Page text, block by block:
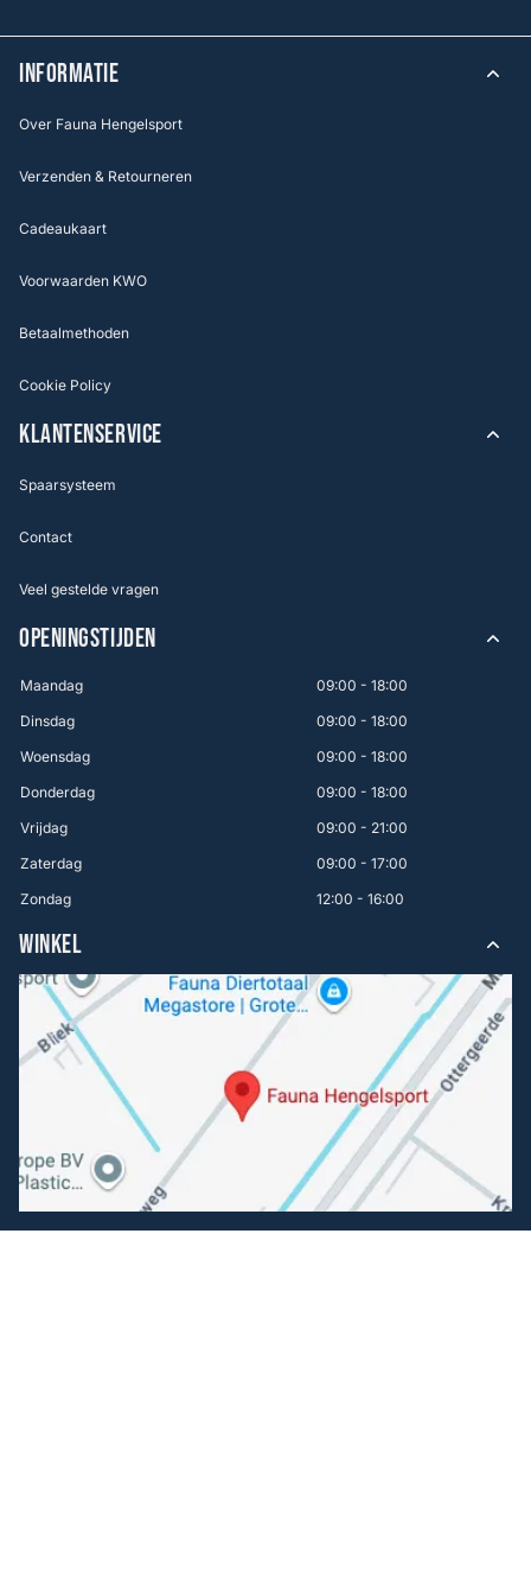
INFORMATIE
Over Fauna Hengelsport
Verzenden & Retourneren
Cadeaukaart
Voorwaarden KWO
Betaalmethoden
Cookie Policy
KLANTENSERVICE
Spaarsysteem
Contact
Veel gestelde vragen
OPENINGSTIJDEN
Maandag
09:00 - 18:00
Dinsdag
09:00 - 18:00
Woensdag
09:00 - 18:00
Donderdag
09:00 - 18:00
Vrijdag
09:00 - 21:00
Zaterdag
09:00 - 17:00
Zondag
12:00 - 16:00
WINKEL